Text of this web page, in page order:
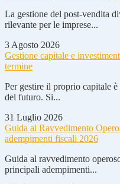
La gestione del post-vendita
rilevante per le imprese...
3 Agosto 2026
Gestione capitale e
termine
Per gestire il proprio capitale
del futuro. Si...
31 Luglio 2026
Guida al Ravvedimento
adempimenti fiscali 2026
Guida al ravvedimento
principali adempimenti...